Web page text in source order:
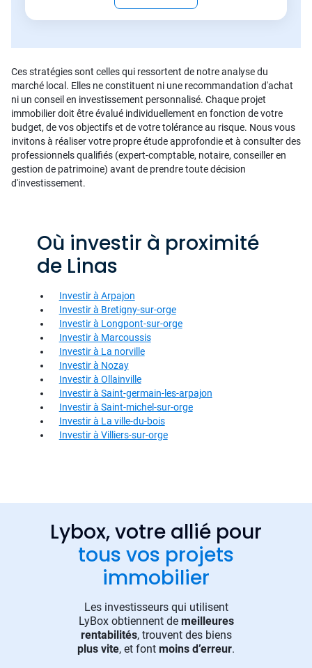
Ces stratégies sont celles qui ressortent de notre analyse du
marché local. Elles ne constituent ni une recommandation d'achat
ni un conseil en investissement personnalisé. Chaque projet
immobilier doit être évalué individuellement en fonction de votre
budget, de vos objectifs et de votre tolérance au risque. Nous vous
invitons à réaliser votre propre étude approfondie et à consulter des
professionnels qualifiés (expert-comptable, notaire, conseiller en
gestion de patrimoine) avant de prendre toute décision
d'investissement.
Où investir à proximité
de Linas
Investir à Arpajon
Investir à Bretigny-sur-orge
Investir à Longpont-sur-orge
Investir à Marcoussis
Investir à La norville
Investir à Nozay
Investir à Ollainville
Investir à Saint-germain-les-arpajon
Investir à Saint-michel-sur-orge
Investir à La ville-du-bois
Investir à Villiers-sur-orge
Lybox, votre allié pour
tous vos projets
immobilier
Les investisseurs qui utilisent
LyBox obtiennent de meilleures
rentabilités, trouvent des biens
plus vite, et font moins d’erreur.